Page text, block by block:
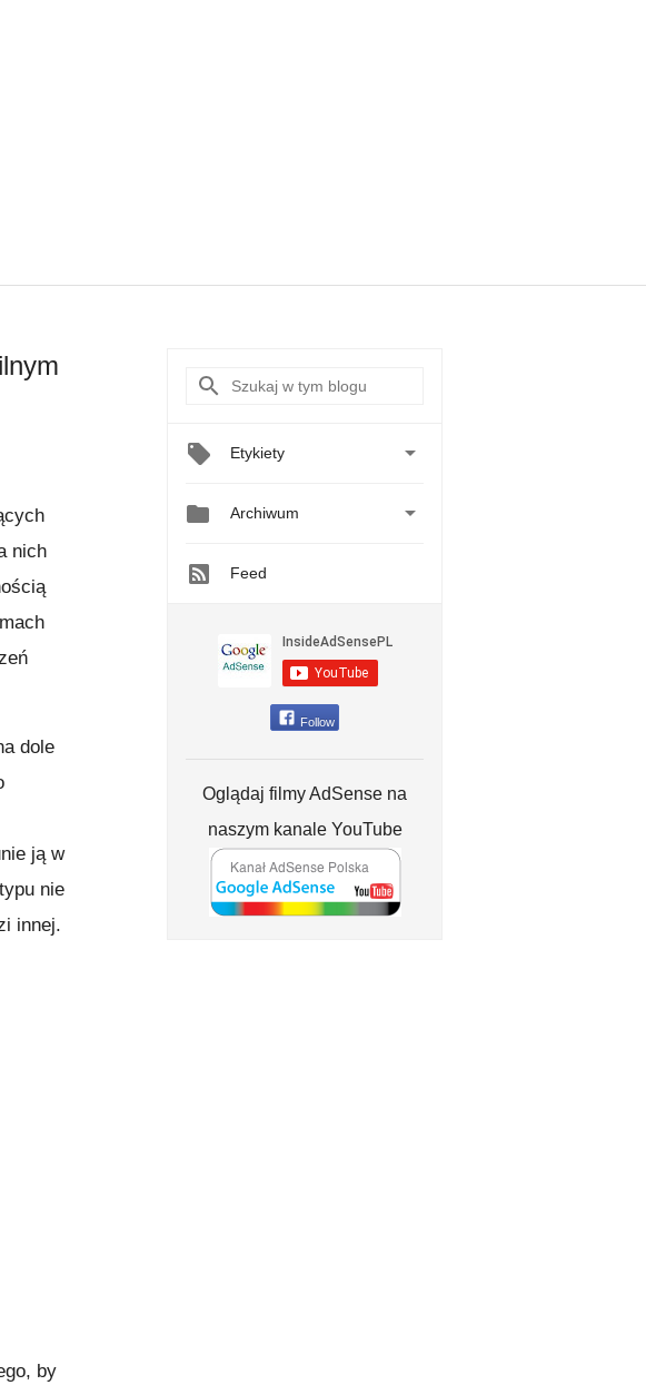
nich
dole
ją w
nie
innej.
by
Etykiety 
 Archiwum 
Feed
Follow
Oglądaj filmy AdSense na
naszym kanale YouTube